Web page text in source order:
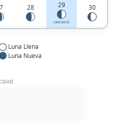
28 29
CRECIENTE
30
Luna Llena
Luna Nueva